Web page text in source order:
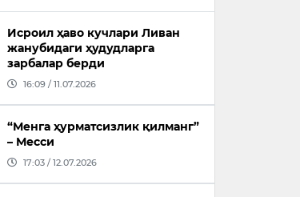
Исроил ҳаво кучлари Ливан
жанубидаги ҳудудларга
зарбалар берди
16:09 / 11.07.2026
“Менга ҳурматсизлик қилманг”
– Месси
17:03 / 12.07.2026